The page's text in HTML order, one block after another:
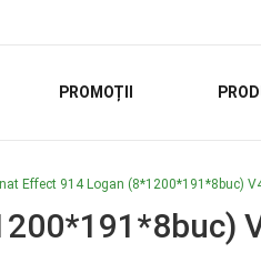
PROMOȚII
Effect 914 Logan (8*1200*191*8buc)